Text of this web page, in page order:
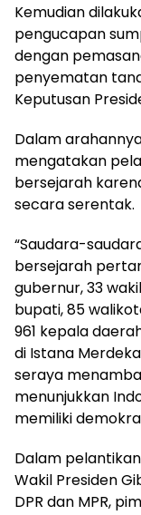
Kemudian
pengucapan
dengan
penyematan
Keputusan
Dalam
mengatakan
bersejarah
secara serentak.
“Saudara-
bersejarah
gubernur, 33
bupati, 85
961 kepala
di Istana
seraya
menunjukkan
memiliki
Dalam
Wakil Presiden
DPR dan MPR,